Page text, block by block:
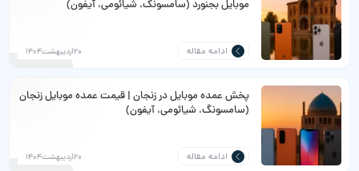
موبایل بجنورد (سامسونگ، شیائومی، آیفون)
ادامه مقاله 20اردیبهشت1404
پخش عمده موبایل در زنجان | قیمت عمده موبایل زنجان
(سامسونگ، شیائومی، آیفون)
ادامه مقاله 20اردیبهشت1404